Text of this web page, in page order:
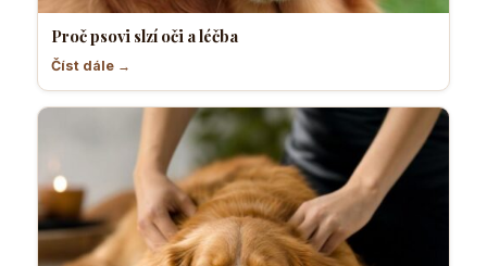
Proč psovi slzí oči a léčba
Číst dále →